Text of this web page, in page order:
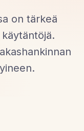
on tärkeä
käytäntöjä.